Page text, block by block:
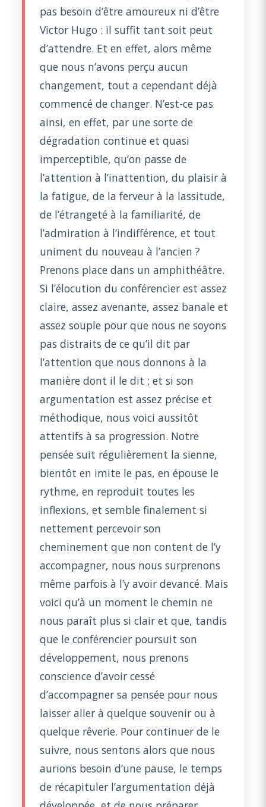
pas besoin d’être amoureux ni d’être
Victor Hugo : il suffit tant soit peut
d’attendre. Et en effet, alors même
que nous n’avons perçu aucun
changement, tout a cependant déjà
commencé de changer. N’est-ce pas
ainsi, en effet, par une sorte de
dégradation continue et quasi
imperceptible, qu’on passe de
l’attention à l’inattention, du plaisir à
la fatigue, de la ferveur à la lassitude,
de l’étrangeté à la familiarité, de
l’admiration à l’indifférence, et tout
uniment du nouveau à l’ancien ?
Prenons place dans un amphithéâtre.
Si l’élocution du conférencier est assez
claire, assez avenante, assez banale et
assez souple pour que nous ne soyons
pas distraits de ce qu’il dit par
l’attention que nous donnons à la
manière dont il le dit ; et si son
argumentation est assez précise et
méthodique, nous voici aussitôt
attentifs à sa progression. Notre
pensée suit régulièrement la sienne,
bientôt en imite le pas, en épouse le
rythme, en reproduit toutes les
inflexions, et semble finalement si
nettement percevoir son
cheminement que non content de l’y
accompagner, nous nous surprenons
même parfois à l’y avoir devancé. Mais
voici qu’à un moment le chemin ne
nous paraît plus si clair et que, tandis
que le conférencier poursuit son
développement, nous prenons
conscience d’avoir cessé
d’accompagner sa pensée pour nous
laisser aller à quelque souvenir ou à
quelque rêverie. Pour continuer de le
suivre, nous sentons alors que nous
aurions besoin d’une pause, le temps
de récapituler l’argumentation déjà